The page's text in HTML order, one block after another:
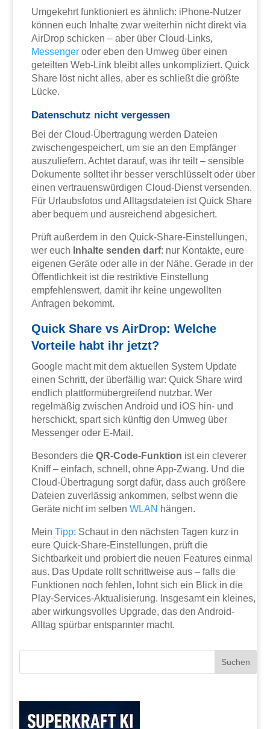
Umgekehrt funktioniert es ähnlich: iPhone-Nutzer
können euch Inhalte zwar weiterhin nicht direkt via
AirDrop schicken – aber über Cloud-Links,
Messenger oder eben den Umweg über einen
geteilten Web-Link bleibt alles unkompliziert. Quick
Share löst nicht alles, aber es schließt die größte
Lücke.
Datenschutz nicht vergessen
Bei der Cloud-Übertragung werden Dateien
zwischengespeichert, um sie an den Empfänger
auszuliefern. Achtet darauf, was ihr teilt – sensible
Dokumente solltet ihr besser verschlüsselt oder über
einen vertrauenswürdigen Cloud-Dienst versenden.
Für Urlaubsfotos und Alltagsdateien ist Quick Share
aber bequem und ausreichend abgesichert.
Prüft außerdem in den Quick-Share-Einstellungen,
wer euch Inhalte senden darf: nur Kontakte, eure
eigenen Geräte oder alle in der Nähe. Gerade in der
Öffentlichkeit ist die restriktive Einstellung
empfehlenswert, damit ihr keine ungewollten
Anfragen bekommt.
Quick Share vs AirDrop: Welche
Vorteile habt ihr jetzt?
Google macht mit dem aktuellen System Update
einen Schritt, der überfällig war: Quick Share wird
endlich plattformübergreifend nutzbar. Wer
regelmäßig zwischen Android und iOS hin- und
herschickt, spart sich künftig den Umweg über
Messenger oder E-Mail.
Besonders dieQR-Code-Funktion ist ein cleverer
Kniff – einfach, schnell, ohne App-Zwang. Und die
Cloud-Übertragung sorgt dafür, dass auch größere
Dateien zuverlässig ankommen, selbst wenn die
Geräte nicht im selbenWLAN hängen.
MeinTipp: Schaut in den nächsten Tagen kurz in
eure Quick-Share-Einstellungen, prüft die
Sichtbarkeit und probiert die neuen Features einmal
aus. Das Update rollt schrittweise aus – falls die
Funktionen noch fehlen, lohnt sich ein Blick in die
Play-Services-Aktualisierung. Insgesamt ein kleines,
aber wirkungsvolles Upgrade, das den Android-
Alltag spürbar entspannter macht.